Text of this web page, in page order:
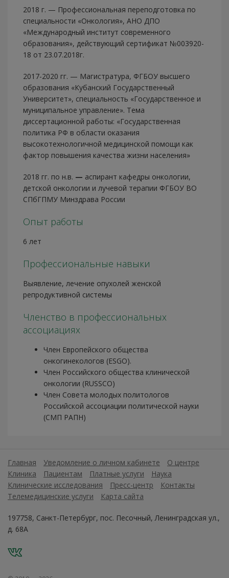
2018 г. — Профессиональная переподготовка по
специальности «Онкология», АНО ДПО
«Международный институт современного
образования», действующий сертификат №003920-
18 от 23.07.2018г.
2017-2020 гг. — Магистратура, ФГБОУ высшего
образования «Кубанский Государственный
Университет», специальность «Государственное и
муниципальное управление». Тема
диссертационной работы: «Государственная
политика РФ в области оказания
высокотехнологичной медицинской помощи как
фактор повышения качества жизни населения»
2018 гг. по н.в. — аспирант кафедры онкологии,
детской онкологии и лучевой терапии ФГБОУ ВО
СПбГПМУ Минздрава России
Опыт работы
6 лет
Профессиональные навыки
Выявление, лечение опухолей женской
репродуктивной системы
Членство в профессиональных
ассоциациях
Член Европейского общества
онкогинекологов (ESGO).
Член Российского общества клинической
онкологии (RUSSCO)
Член Совета молодых политологов
Российской ассоциации политической науки
(СМП РАПН)
Главная Уведомление о личном кабинете
О центре
Клиника
Пациентам Платные услуги
Наука
Клинические исследования
Пресс-центр
Контакты
Телемедицинские услуги
Карта сайта
197758, Санкт-Петербург, пос. Песочный, Ленинградская ул.,
д. 68А